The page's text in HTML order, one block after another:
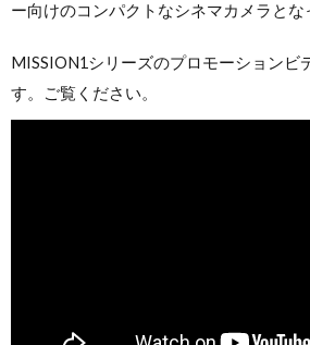
ー向けのコンパクトなシネマカメラとな
MISSION1シリーズのプロモーションビ
す。ご覧ください。